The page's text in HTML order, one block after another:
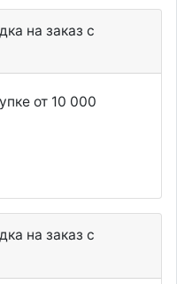
на заказ c
от 10 000
на заказ c